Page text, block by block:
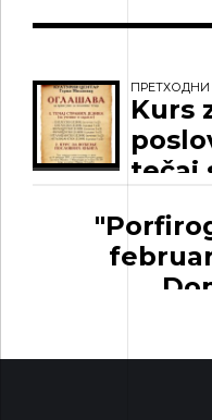
ПРЕТХОДНИ
Kurs
tečaj